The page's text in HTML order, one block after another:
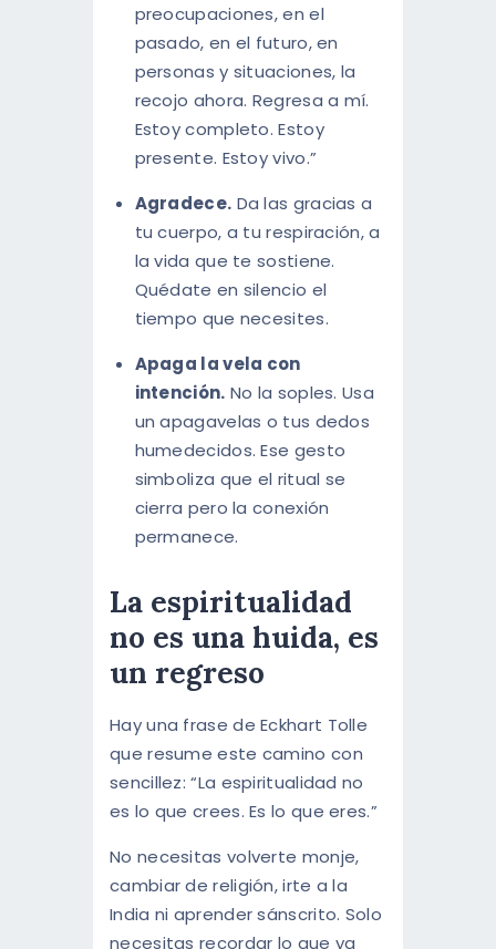
preocupaciones, en el
pasado, en el futuro, en
personas y situaciones, la
recojo ahora. Regresa a mí.
Estoy completo. Estoy
presente. Estoy vivo.”
Agradece. Da las gracias a
tu cuerpo, a tu respiración, a
la vida que te sostiene.
Quédate en silencio el
tiempo que necesites.
Apaga la vela con
intención. No la soples. Usa
un apagavelas o tus dedos
humedecidos. Ese gesto
simboliza que el ritual se
cierra pero la conexión
permanece.
La espiritualidad
no es una huida, es
un regreso
Hay una frase de Eckhart Tolle
que resume este camino con
sencillez: “La espiritualidad no
es lo que crees. Es lo que eres.”
No necesitas volverte monje,
cambiar de religión, irte a la
India ni aprender sánscrito. Solo
necesitas recordar lo que ya